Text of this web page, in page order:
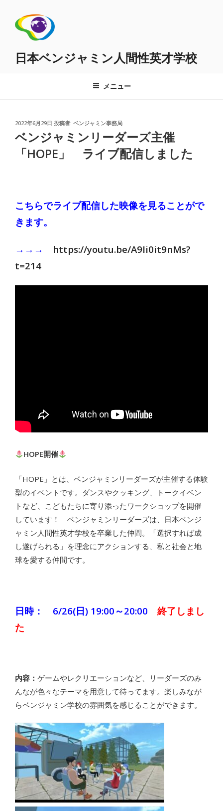
日本ベンジャミン人間性英才学校
メニュー
投
日:
2022年6月29日 投稿者: ベンジャミン事務局
ベンジャミンリーダーズ主催
「HOPE」 ライブ配信しました
こちらでライブ配信した映像を見ることがで
きます。
→→→ https://youtu.be/A9Ii0it9nMs?
t=214
HOPE開催
「HOPE」とは、ベンジャミンリーダーズが主催する体験
型のイベントです。ダンスやクッキング、トークイベン
トなど、こどもたちに寄り添ったワークショップを開催
しています！ ベンジャミンリーダーズは、日本ベンジ
ャミン人間性英才学校を卒業した仲間。「選択すれば成
し遂げられる」を理念にアクションする、私と社会と地
球を愛する仲間です。
日時： 6/26(日) 19:00～20:00 終了しまし
た
内容： ゲームやレクリエーションなど、リーダーズのみ
んなが色々なテーマを用意して待ってます。楽しみなが
らベンジャミン学校の雰囲気を感じることができます。